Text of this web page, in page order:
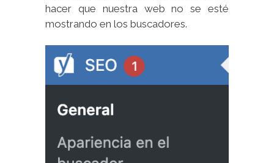
hacer que nuestra web no se esté
mostrando en los buscadores.